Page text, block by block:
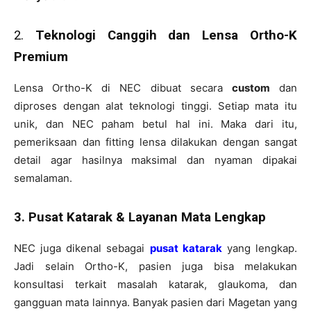
2. Teknologi Canggih dan Lensa Ortho-K
Premium
Lensa Ortho-K di NEC dibuat secara custom dan
diproses dengan alat teknologi tinggi. Setiap mata itu
unik, dan NEC paham betul hal ini. Maka dari itu,
pemeriksaan dan fitting lensa dilakukan dengan sangat
detail agar hasilnya maksimal dan nyaman dipakai
semalaman.
3. Pusat Katarak & Layanan Mata Lengkap
NEC juga dikenal sebagai pusat katarakyang lengkap.
Jadi selain Ortho-K, pasien juga bisa melakukan
konsultasi terkait masalah katarak, glaukoma, dan
gangguan mata lainnya. Banyak pasien dari Magetan yang